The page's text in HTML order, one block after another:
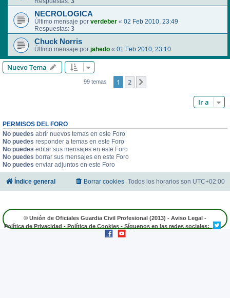
NECROLOGICA
Último mensaje por verdeber « 02 Feb 2010, 23:49
Respuestas: 3
Chuck Norris
Último mensaje por jahedo « 01 Feb 2010, 23:10
Nuevo Tema
99 temas 1 2
Ir a
PERMISOS DEL FORO
No puedes abrir nuevos temas en este Foro
No puedes responder a temas en este Foro
No puedes editar sus mensajes en este Foro
No puedes borrar sus mensajes en este Foro
No puedes enviar adjuntos en este Foro
Índice general Todos los horarios son UTC+02:00
Borrar cookies
© Unión de Oficiales Guardia Civil Profesional (2013) - Aviso Legal -
Política de Privacidad - Política de Cookies - Síguenos en las redes sociales: